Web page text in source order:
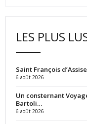
LES PLUS
Saint François
6 août 2026
Un consternant
Bartoli…
6 août 2026